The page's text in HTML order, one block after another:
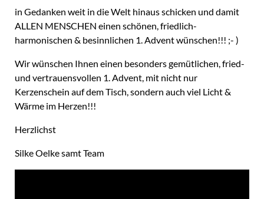
in Gedanken weit in die Welt hinaus schicken und damit
ALLEN MENSCHEN einen schönen, friedlich-
harmonischen & besinnlichen 1. Advent wünschen!!! ;- )
Wir wünschen Ihnen einen besonders gemütlichen, fried-
und vertrauensvollen 1. Advent, mit nicht nur
Kerzenschein auf dem Tisch, sondern auch viel Licht &
Wärme im Herzen!!!
Herzlichst
Silke Oelke samt Team